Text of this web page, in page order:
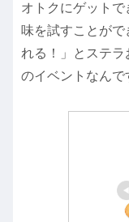
オトクにゲット
味を試すことが
れる！」とステ
のイベントなんで